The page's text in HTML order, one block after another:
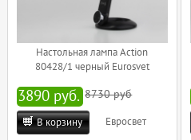
Настольная лампа Action
80428/1 черный Eurosvet
3890 руб. 8730 руб
В корзину
Евросвет